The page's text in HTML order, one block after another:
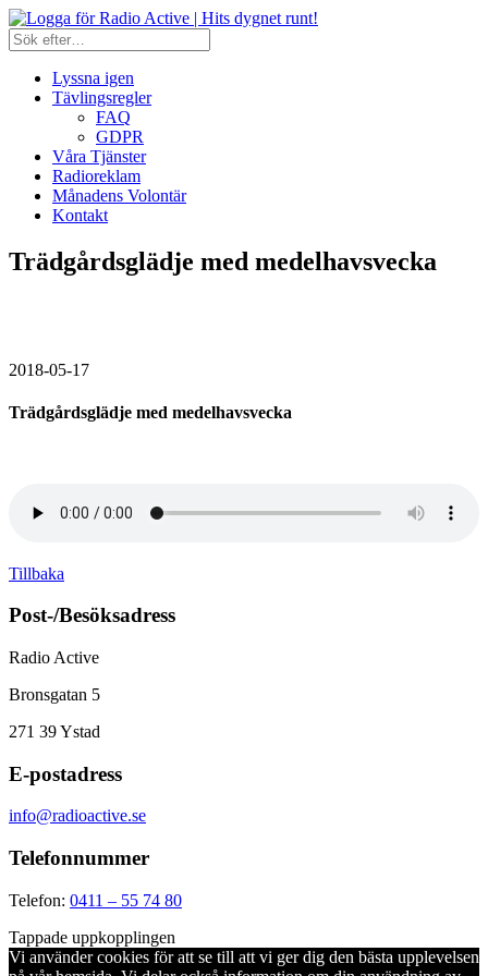
Lyssna igen
Tävlingsregler
FAQ
GDPR
Våra Tjänster
Radioreklam
Månadens Volontär
Kontakt
Trädgårdsglädje med medelhavsvecka
2018-05-17
Trädgårdsglädje med medelhavsvecka
Tillbaka
Post-/Besöksadress
Radio Active
Bronsgatan 5
271 39Ystad
E-postadress
info@radioactive.se
Telefonnummer
Telefon: 0411 – 55 74 80
Tappade uppkopplingen
Vi använder cookies för att se till att vi ger dig den bästa upplevelsen